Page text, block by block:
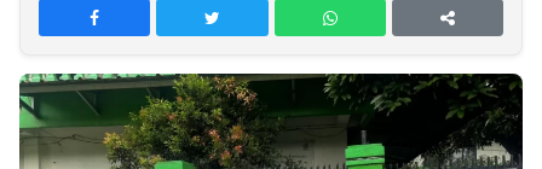
MULTIMEDIA
INDONESIA
Partner